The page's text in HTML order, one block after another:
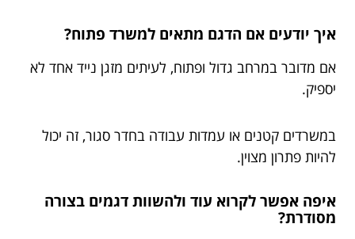
איך יודעים אם הדגם מתאים למשרד פתוח?
אם מדובר במרחב גדול ופתוח, לעיתים מזגן נייד אחד לא
יספיק.
במשרדים קטנים או עמדות עבודה בחדר סגור, זה יכול
להיות פתרון מצוין.
איפה אפשר לקרוא עוד ולהשוות דגמים בצורה
מסודרת?